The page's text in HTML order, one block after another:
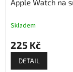
Apple Watch na
Skladem
225 Kč
DETAIL